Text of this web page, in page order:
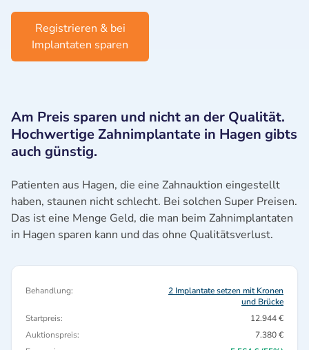
Registrieren & bei
Implantaten sparen
Am Preis sparen und nicht an der Qualität.
Hochwertige Zahnimplantate in Hagen gibts
auch günstig.
Patienten aus Hagen, die eine Zahnauktion eingestellt
haben, staunen nicht schlecht. Bei solchen Super Preisen.
Das ist eine Menge Geld, die man beim Zahnimplantaten
in Hagen sparen kann und das ohne Qualitätsverlust.
Behandlung:
2 Implantate setzen mit Kronen
und Brücke
Startpreis:
12.944 €
Auktionspreis:
7.380 €